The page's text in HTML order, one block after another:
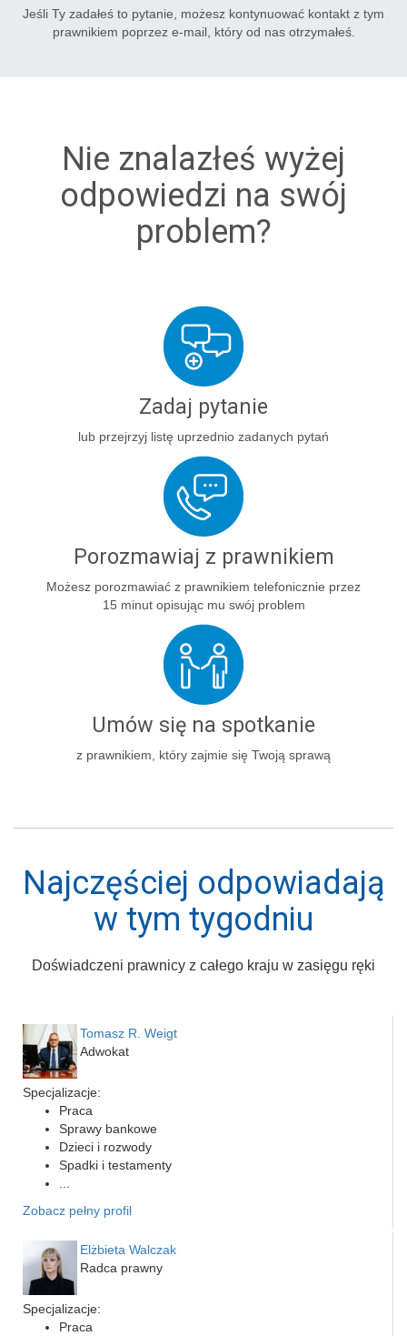
Jeśli Ty zadałeś to pytanie, możesz kontynuować kontakt z tym
prawnikiem poprzez e-mail, który od nas otrzymałeś.
Nie znalazłeś wyżej
odpowiedzi na swój
problem?
Zadaj pytanie
lub przejrzyj listę uprzednio zadanych pytań
Porozmawiaj z prawnikiem
Możesz porozmawiać z prawnikiem telefonicznie przez
15 minut opisując mu swój problem
Umów się na spotkanie
z prawnikiem, który zajmie się Twoją sprawą
Najczęściej odpowiadają
w tym tygodniu
Doświadczeni prawnicy z całego kraju w zasięgu ręki
Tomasz R. Weigt
Adwokat
Specjalizacje:
Praca
Sprawy bankowe
Dzieci i rozwody
Spadki i testamenty
Zobacz pełny profil
Elżbieta Walczak
Radca prawny
Specjalizacje:
Praca